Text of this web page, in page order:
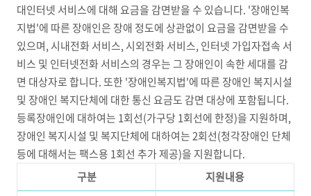
대인터넷 서비스에 대해 요금을 감면받을 수 있습니다. '장애인복
지법'에 따른 장애인은 장애 정도에 상관없이 요금을 감면받을 수
있으며, 시내전화 서비스, 시외전화 서비스, 인터넷 가입자접속 서
비스 및 인터넷전화 서비스의 경우는 그 장애인이 속한 세대를 감
면 대상자로 합니다. 또한 '장애인복지법'에 따른 장애인 복지시설
및 장애인 복지단체에 대한 통신 요금도 감면 대상에 포함됩니다.
등록장애인에 대하여는 1회선(가구당 1회선에 한정)을 지원하며,
장애인 복지시설 및 복지단체에 대하여는 2회선(청각장애인 단체
등에 대해서는 팩스용 1회선 추가 제공)을 지원합니다.
구분
지원내용